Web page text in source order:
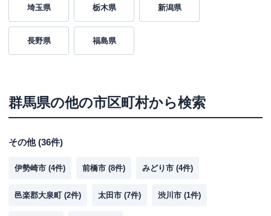
埼玉県 栃木県 新潟県
長野県 福島県
群馬県の他の市区町村から検索
その他(36件)
伊勢崎市 (4件) 前橋市 (8件) みどり市 (4件)
邑楽郡大泉町 (2件) 太田市 (7件) 渋川市 (1件)